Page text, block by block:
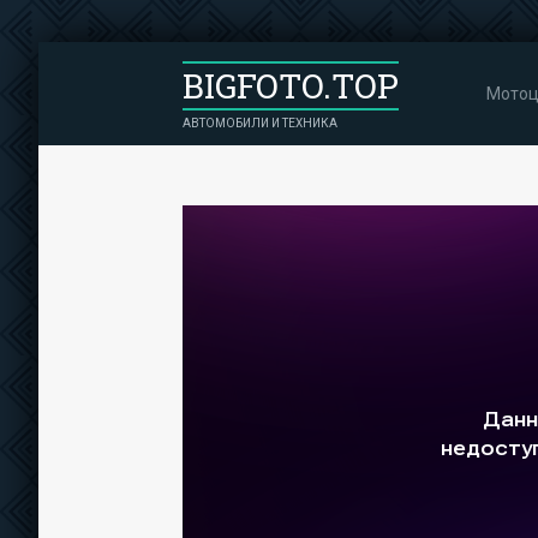
BIGFOTO.TOP
АВТОМОБИЛИ И ТЕХНИКА